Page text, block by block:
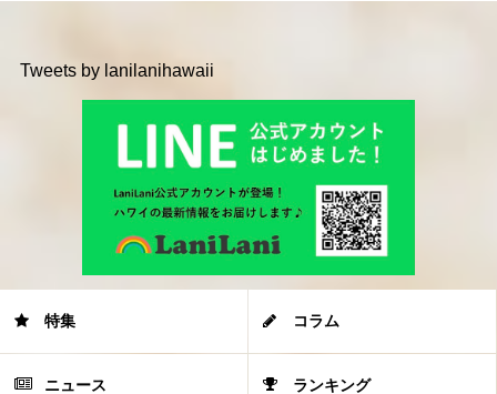
Tweets by lanilanihawaii
特集 コラム
ニュース ランキング